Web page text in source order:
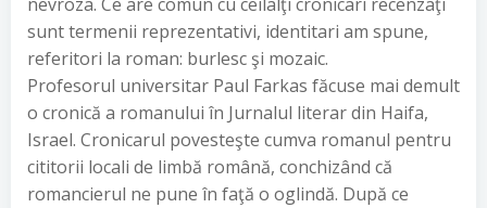
sunt termenii reprezentativi, identitari am spune,
referitori la roman: burlesc şi mozaic.
Profesorul universitar Paul Farkas făcuse mai demult
o cronică a romanului în Jurnalul literar din Haifa,
Israel. Cronicarul povesteşte cumva romanul pentru
cititorii locali de limbă română, conchizând că
romancierul ne pune în faţă o oglindă. După ce